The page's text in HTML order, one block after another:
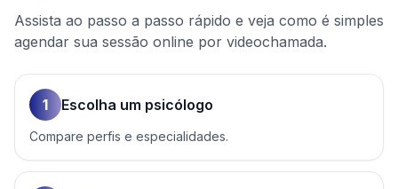
Assista ao passo a passo rápido e veja como é simples
agendar sua sessão online por videochamada.
1 Escolha um psicólogo
Compare perfis e especialidades.